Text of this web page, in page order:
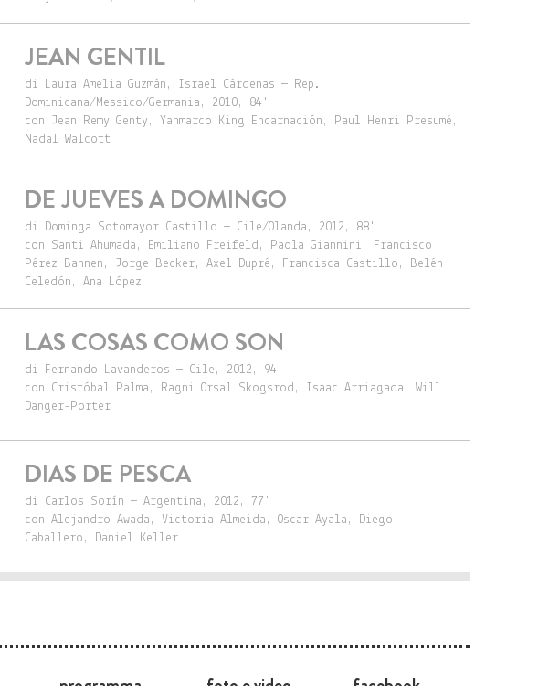
JEAN GENTIL
di Laura Amelia Guzmán, Israel Cárdenas — Rep.
Dominicana/Messico/Germania, 2010, 84'
con Jean Remy Genty, Yanmarco King Encarnación, Paul Henri Presumé,
Nadal Walcott
DE JUEVES A DOMINGO
di Dominga Sotomayor Castillo — Cile/Olanda, 2012, 88'
con Santi Ahumada, Emiliano Freifeld, Paola Giannini, Francisco
Pérez Bannen, Jorge Becker, Axel Dupré, Francisca Castillo, Belén
Celedón, Ana López
LAS COSAS COMO SON
di Fernando Lavanderos — Cile, 2012, 94'
con Cristóbal Palma, Ragni Orsal Skogsrod, Isaac Arriagada, Will
Danger-Porter
DIAS DE PESCA
di Carlos Sorín — Argentina, 2012, 77'
con Alejandro Awada, Victoria Almeida, Oscar Ayala, Diego
Caballero, Daniel Keller